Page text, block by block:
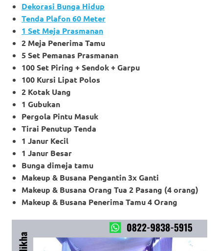
Dekorasi Bunga Hidup
Tenda Plafon 60 Meter
1 Set Meja Prasmanan
2 Meja Penerima Tamu
5 Set Pemanas Prasmanan
100 Set Piring + Sendok + Garpu
100 Kursi Lipat Polos
2 Kotak Uang
1 Gubukan
Pergola Pintu Masuk
Tirai Penutup Tenda
1 Janur Kecil
1 Janur Besar
Bunga dimeja tamu
Makeup & Busana Pengantin 3x Ganti
Makeup & Busana Orang Tua 2 Pasang (4 orang)
Makeup & Busana Penerima Tamu 4 Orang